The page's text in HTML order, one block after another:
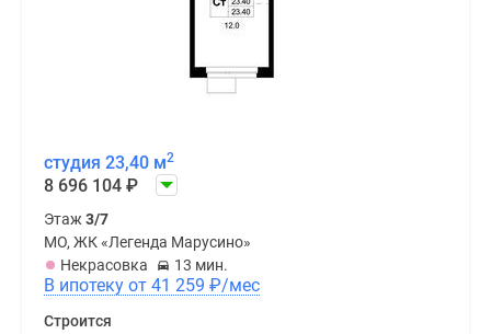
студия 23,40 м2
8 696 104 ₽
Этаж 3/7
МО, ЖК «Легенда Марусино»
Некрасовка
13 мин.
В ипотеку от 41 259 ₽/мес
Строится